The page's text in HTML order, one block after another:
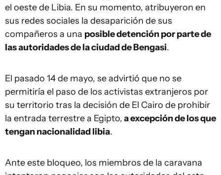
el oeste de Libia. En su momento, atribuyeron en
sus redes sociales la desaparición de sus
compañeros a una posible detención por parte de
las autoridades de la ciudad de Bengasi.
El pasado 14 de mayo, se advirtió que no se
permitiría el paso de los activistas extranjeros por
su territorio tras la decisión de El Cairo de prohibir
la entrada terrestre a Egipto,a excepción de los que
tengan nacionalidad libia.
Ante este bloqueo, los miembros de la caravana